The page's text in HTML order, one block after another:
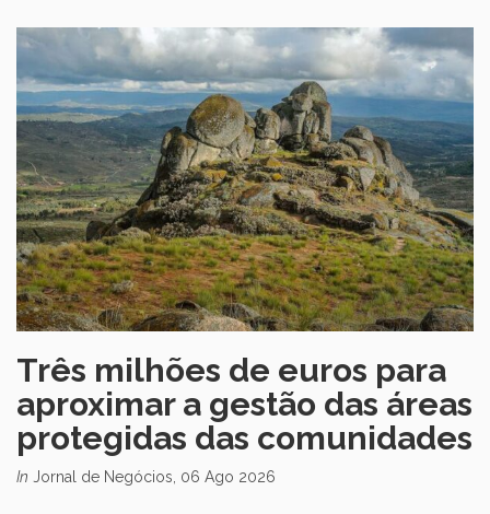
Abre numa nova janela
Três milhões de euros para
aproximar a gestão das áreas
protegidas das comunidades
In Jornal de Negócios, 06 Ago 2026